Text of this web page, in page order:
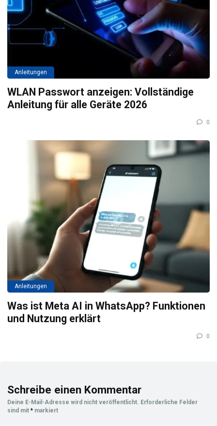
Anleitungen
WLAN Passwort anzeigen: Vollständige
Anleitung für alle Geräte 2026
0
Anleitungen
Was ist Meta AI in WhatsApp? Funktionen
und Nutzung erklärt
0
Schreibe einen Kommentar
Deine E-Mail-Adresse wird nicht veröffentlicht. Erforderliche Felder
sind mit * markiert